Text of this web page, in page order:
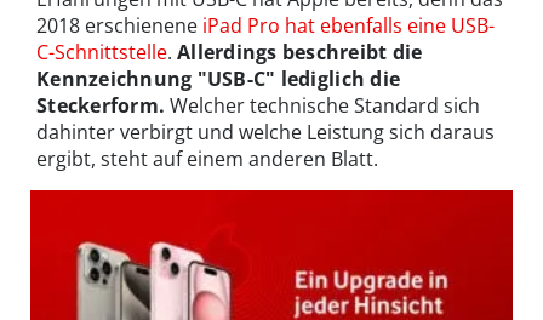
2018 erschienene iPad Pro hat ebenfalls eine USB-
C-Schnittstelle. Allerdings beschreibt die
Kennzeichnung "USB-C" lediglich die
Steckerform. Welcher technische Standard sich
dahinter verbirgt und welche Leistung sich daraus
ergibt, steht auf einem anderen Blatt.